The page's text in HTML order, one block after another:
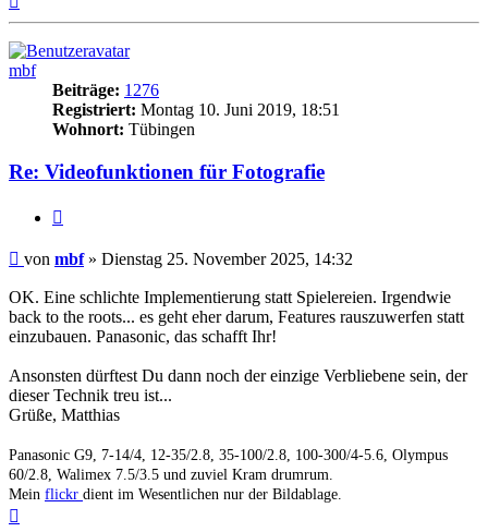
mbf
Beiträge: 1276
Registriert: Montag 10. Juni 2019, 18:51
Wohnort: Tübingen
Re: Videofunktionen für Fotografie
Beitrag
von mbf» Dienstag 25. November 2025, 14:32
OK. Eine schlichte Implementierung statt Spielereien. Irgendwie
back to the roots... es geht eher darum, Features rauszuwerfen statt
einzubauen. Panasonic, das schafft Ihr!
Ansonsten dürftest Du dann noch der einzige Verbliebene sein, der
dieser Technik treu ist...
Grüße, Matthias
Panasonic G9, 7-14/4, 12-35/2.8, 35-100/2.8, 100-300/4-5.6, Olympus
60/2.8, Walimex 7.5/3.5 und zuviel Kram drumrum.
Mein flickr dient im Wesentlichen nur der Bildablage.